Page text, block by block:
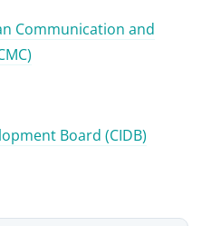
Communication and
Board (CIDB)